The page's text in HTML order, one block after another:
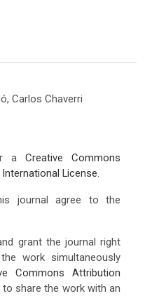
Carlos Chaverri
aCreative Commons
License.
journal agree to the
grant the journal right
work simultaneously
Commons Attribution
share the work with an